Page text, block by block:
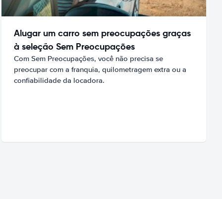
Alugar um carro sem preocupações graças
à seleção Sem Preocupações
Com Sem Preocupações, você não precisa se
preocupar com a franquia, quilometragem extra ou a
confiabilidade da locadora.